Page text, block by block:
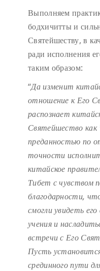
Выполняем
бодхичитты и
Святейшеству, в
ради исполнения
таким образом:
“Да изменит
отношение к Его
распознает
Святейшество как
преданностью по
точности
китайское
Тибет с чувством
благодарности,
смогли увидеть
учения и
встречи с Его
Пусть
срединного пути